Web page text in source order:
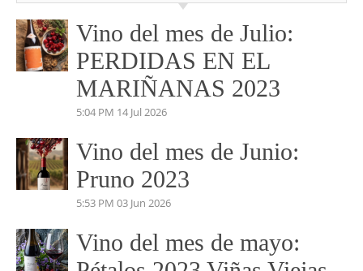
Vino del mes de Julio:
PERDIDAS EN EL
MARIÑANAS 2023
5:04 PM 14 Jul 2026
Vino del mes de Junio:
Pruno 2023
5:53 PM 03 Jun 2026
Vino del mes de mayo: